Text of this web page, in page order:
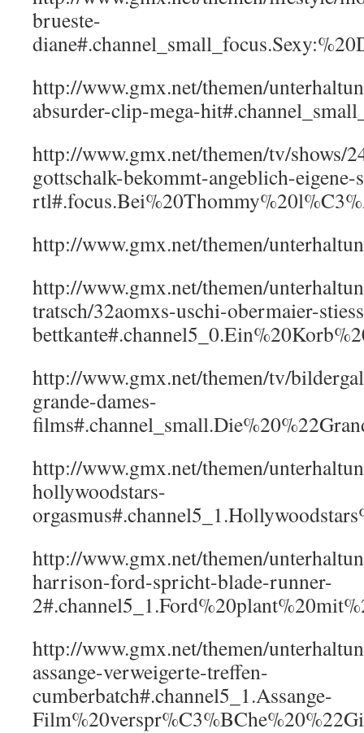
brueste-
http://www.gmx.net/themen/
absurder-clip-mega-
http://www.gmx.net/themen/tv/shows/
gottschalk-bekommt-angeblich-eigene-
http://www.gmx.net/themen/
http://www.gmx.net/themen/
tratsch/32aomxs-uschi-obermaier-
http://www.gmx.net/themen/tv/
grande-dames-
http://www.gmx.net/themen/
hollywoodstars-
http://www.gmx.net/themen/
harrison-ford-spricht-blade-runner-
http://www.gmx.net/themen/
assange-verweigerte-treffen-
cumberbatch#.channel5_1.Assange-